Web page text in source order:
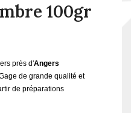
100gr
près d'Angers
de grande qualité et
de préparations